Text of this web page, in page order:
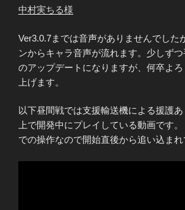
中村実ちる様
Ver3.0.7までは音声がありませんでした
ンからキャラ音声が流れます。少しず
のアップデートになりますが、何卒よ
上げます。
以下昼間戦では支援輸送機による援護
上で開発中にプレイしている動画です
での操作なので開始直後から追い込まれ